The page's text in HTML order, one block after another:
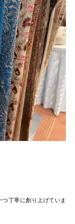
丁寧に創り上げていま